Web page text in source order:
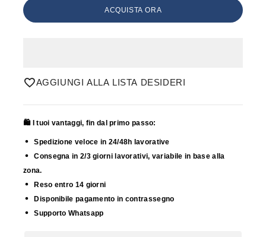
ACQUISTA ORA
AGGIUNGI ALLA LISTA DESIDERI
🛍️ I tuoi vantaggi, fin dal primo passo:
Spedizione veloce in 24/48h lavorative
Consegna in 2/3 giorni lavorativi, variabile in base alla
zona.
Reso entro 14 giorni
Disponibile pagamento in contrassegno
Supporto Whatsapp